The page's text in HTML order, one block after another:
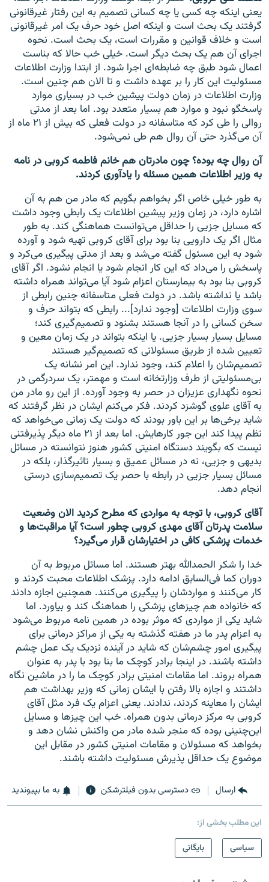
یعنی اینکه چه کسی یا چه کسانی تصمیم به این رفتار غیرقانونی
گرفتند یک بحث است و اینکه اصل خود حرف یک امر غیرقانونی
است و خلاف قوانین و مقررات است، یک بحث است. نحوه
اجرای آن هم یک بحث دیگر است. خیلی خب حالا که بناست
اعمال شود طبق چه ضابطه‌ای اجرا شود. از ابتدا وزارت اطلاعات
مسئولیت این کار را بر عهده داشت و تا الان هم چنین است.
وزارت اطلاعات در زمان دولت پیشین خب در بسیاری موارد
پاسخگو نبود و موارد هم بسیار متعدد بود. اما بعد از مدتی
روالی را طی کرد که متاسفانه در دولت فعلی که بیش از ۲۱ ماه از
آن می‌گذرد حتی آن روال هم طی نمی‌شود.
آن روال چه بوده؟ چون مادرتان هم خانم فاطمه کروبی در نامه
به وزیر اطلاعات همین مسئله را یادآوری کردند.
به طور خیلی خاص اگر بخواهم بگویم که مادر من هم به آن
اشاره دارد، در زمان وزیر پیشین اطلاعات یک رابطی وجود داشت
که مسایل جزیی را حداقل می‌توانست هماهنگی کند. به طور
مثال اگر یک دارویی بنا بود برای آقای کروبی تهیه شود و آورده
شود به این مسئول گفته می‌شد و بعد از مدتی پیگیری می‌کرد و
پاسخش را می‌داد که این کار انجام شود یا انجام نشود. اگر آقای
کروبی بنا بود به بیمارستان اعزام شود آیا می‌تواند همراه داشته
باشد یا نداشته باشد. در دولت فعلی متاسفانه چنین رابطی از
سوی وزارت اطلاعات [وجود ندارد]... رابطی که بتواند حرف و
سخن کسانی را در آنجا هستند بشنود و تصمیم‌گیری کند؛
مسایل بسیار بسیار جزیی. یا اینکه بتواند در یک زمان معین و
تعیین شده از طریق مسئولانی که تصمیم‌گیر هستند
تصمیم‌شان را اعلام کند،‌ وجود ندارد. این امر نشانه یک
بی‌مسئولیتی از طرف وزارتخانه است و مهمتر، یک سردرگمی در
نحوه نگهداری عزیزان در حصر به وجود آورده. از این رو مادر من
به آقای علوی گوشزد کردند. فکر می‌کنم ایشان در نظر گرفتند که
شاید برخی‌ها بر این باور بودند که دولت یک زمانی می‌خواهد که
نظم پیدا کند این جور کارهایش. اما بعد از ۲۱ ماه دیگر پذیرفتنی
نیست که بگویند دستگاه امنیتی کشور هنوز نتوانسته در مسائل
بدیهی و جزیی، نه در مسائل عمیق و بسیار تاثیرگذار، بلکه در
مسائل بسیار جزیی در رابطه با حصر یک تصمیم‌سازی درستی
انجام دهد.
آقای کروبی، با توجه به مواردی که مطرح کردید الان وضعیت
سلامت پدرتان آقای مهدی کروبی چطور است؟ آیا مراقبت‌ها و
خدمات پزشکی کافی در اختیارشان قرار می‌گیرد؟
خدا را شکر الحمدالله بهتر هستند. اما مسائل مربوط به آن
دوران کما فی‌السابق ادامه دارد. پزشک اطلاعات محبت کردند و
کار می‌کنند و مواردشان را پیگیری می‌کنند. همچنین اجازه دادند
که خانواده هم چیزهای پزشکی را هماهنگ کند و بیاورد. اما
شاید یکی از مواردی که موثر بوده در همین نامه مربوط می‌شود
به اعزام پدر ما در هفته گذشته به یکی از مراکز درمانی برای
پیگیری امور چشم‌شان که شاید در آینده نزدیک یک عمل چشم
داشته باشند. در اینجا برادر کوچک ما بنا بود با پدر به عنوان
همراه بروند. اما مقامات امنیتی برادر کوچک ما را در ماشین نگاه
داشتند و اجازه بالا رفتن با ایشان زمانی که وزیر بهداشت هم
ایشان را معاینه ‌کردند، ندادند. یعنی اعزام یک فرد مثل آقای
کروبی به مرکز درمانی بدون همراه. خب این چیزها و مسایل
این‌چنینی بوده که منجر شده مادر من واکنش نشان دهد و
بخواهد که مسئولان و مقامات امنیتی کشور در مقابل این
موضوع یک حداقل پذیرش مسئولیت داشته باشند.
ارسال دسترسی بدون فیلترشکن به ما بپیوندید
این مطلب بخشی از:
سیاسی
بایگانی